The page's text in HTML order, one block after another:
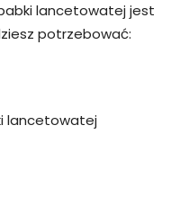
lancetowatej jest
potrzebować:
lancetowatej